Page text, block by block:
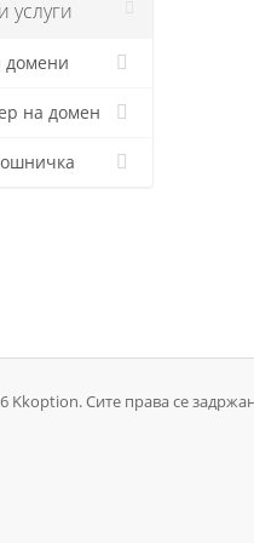
услуги
домени
на домен
Kkoption. Сите права се